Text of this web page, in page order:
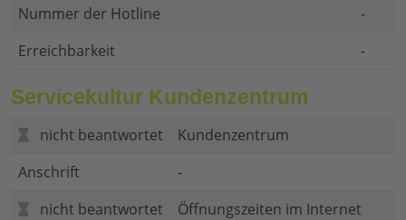
Nummer der Hotline
-
Erreichbarkeit
-
Servicekultur Kundenzentrum
nicht beantwortet
Kundenzentrum
Anschrift
-
nicht beantwortet
Öffnungszeiten im Internet